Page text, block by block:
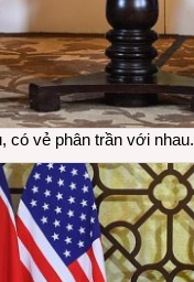
có vẻ phân trần với nhau.